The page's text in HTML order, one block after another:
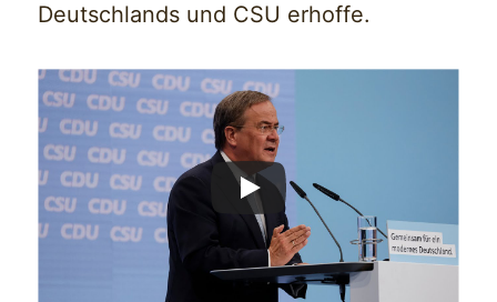
Deutschlands und CSU erhoffe.